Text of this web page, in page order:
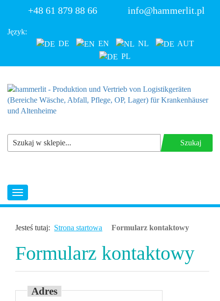
+48 61 879 88 66 info@hammerlit.pl
Język:
DE
EN NL
AUT
PL
Szukaj
Jesteś tutaj: Strona startowa Formularz kontaktowy
Formularz kontaktowy
Adres